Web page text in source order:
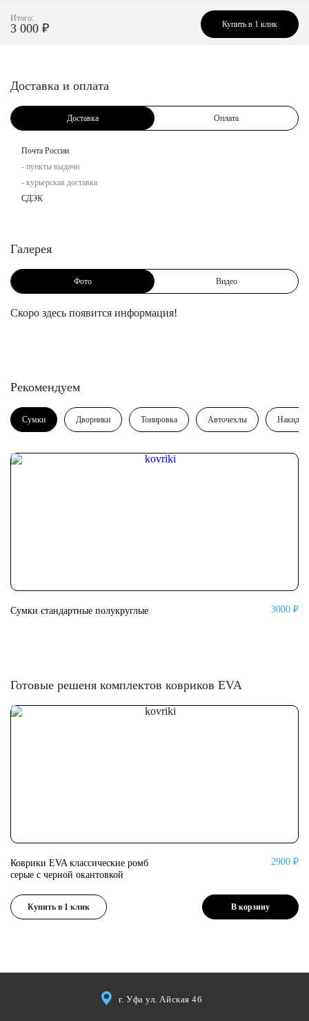
Итого:
3 000 ₽ Купить в 1 клик
Доставка и оплата
Доставка Оплата
Почта России
- пункты выдачи
- курьерская доставка
СДЭК
Галерея
Фото Видео
Скоро здесь появится информация!
Рекомендуем
Сумки Дворники Тонировка Авточехлы Накидки
Сумки стандартные полукруглые 3000 ₽
Готовые решеня комплектов ковриков EVA
Коврики EVA классические ромб
серые с черной окантовкой
2900 ₽
Купить в 1 клик В корзину
г. Уфа ул. Айская 46